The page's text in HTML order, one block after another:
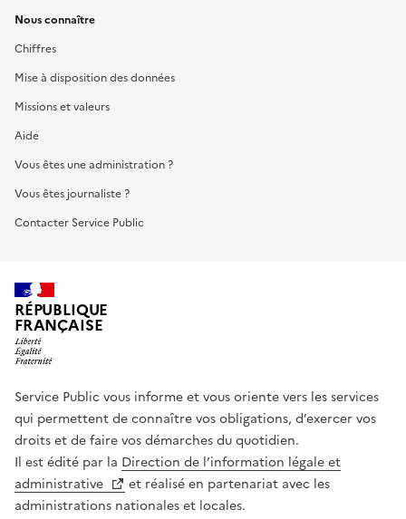
Nous connaître
Chiffres
Mise à disposition des données
Missions et valeurs
Aide
Vous êtes une administration ?
Vous êtes journaliste ?
Contacter Service Public
RÉPUBLIQUE
FRANÇAISE
Service Public vous informe et vous oriente vers les services
qui permettent de connaître vos obligations, d’exercer vos
droits et de faire vos démarches du quotidien.
Il est édité par la Direction de l’information légale et
administrative
et réalisé en partenariat avec les
administrations nationales et locales.